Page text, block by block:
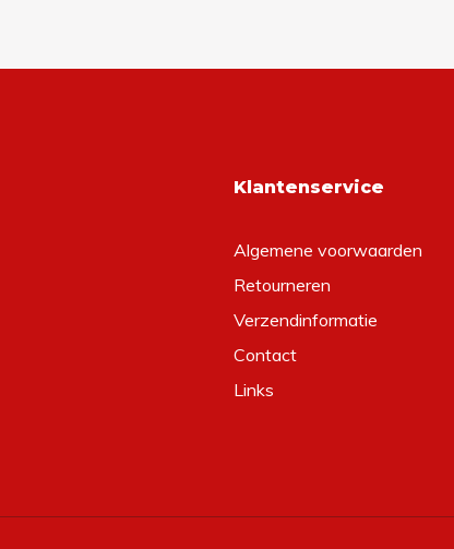
Klantenservice
Algemene voorwaarden
Retourneren
Verzendinformatie
Contact
Links